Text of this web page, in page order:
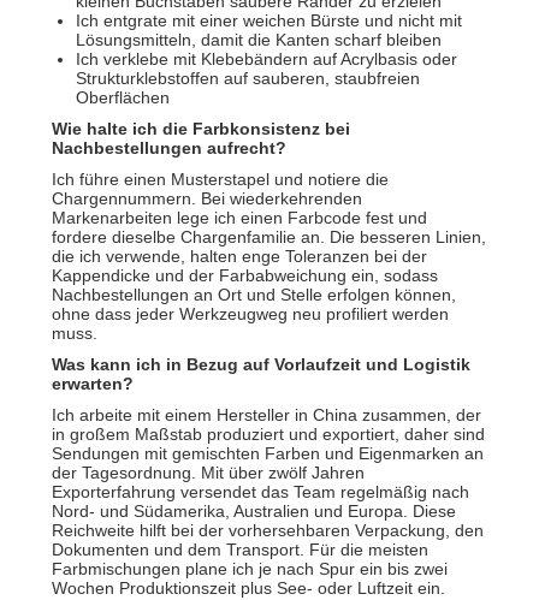
Ich entgrate mit einer weichen Bürste und nicht mit
Lösungsmitteln, damit die Kanten scharf bleiben
Ich verklebe mit Klebebändern auf Acrylbasis oder
Strukturklebstoffen auf sauberen, staubfreien
Oberflächen
Wie halte ich die Farbkonsistenz bei
Nachbestellungen aufrecht?
Ich führe einen Musterstapel und notiere die
Chargennummern. Bei wiederkehrenden
Markenarbeiten lege ich einen Farbcode fest und
fordere dieselbe Chargenfamilie an. Die besseren Linien,
die ich verwende, halten enge Toleranzen bei der
Kappendicke und der Farbabweichung ein, sodass
Nachbestellungen an Ort und Stelle erfolgen können,
ohne dass jeder Werkzeugweg neu profiliert werden
muss.
Was kann ich in Bezug auf Vorlaufzeit und Logistik
erwarten?
Ich arbeite mit einem Hersteller in China zusammen, der
in großem Maßstab produziert und exportiert, daher sind
Sendungen mit gemischten Farben und Eigenmarken an
der Tagesordnung. Mit über zwölf Jahren
Exporterfahrung versendet das Team regelmäßig nach
Nord- und Südamerika, Australien und Europa. Diese
Reichweite hilft bei der vorhersehbaren Verpackung, den
Dokumenten und dem Transport. Für die meisten
Farbmischungen plane ich je nach Spur ein bis zwei
Wochen Produktionszeit plus See- oder Luftzeit ein.